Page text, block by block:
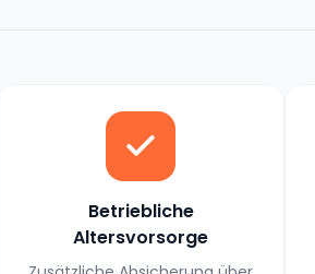
Betriebliche
Altersvorsorge